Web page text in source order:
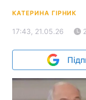
КАТЕРИНА ГІРНИК
17:43, 21.05.26